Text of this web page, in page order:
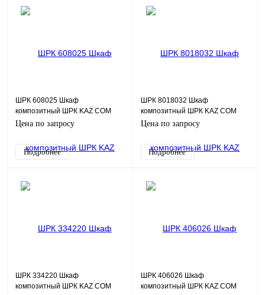
ШРК 608025 Шкаф
композитный ШРК KAZ COM
(пластик), IP65, 600х800х250
Цена по запросу
Подробнее
ШРК 8018032 Шкаф
композитный ШРК KAZ COM
(пластик), IP54, 800х1800х320
Цена по запросу
Подробнее
ШРК 334220 Шкаф
композитный ШРК KAZ COM
ШРК 406026 Шкаф
композитный ШРК KAZ COM